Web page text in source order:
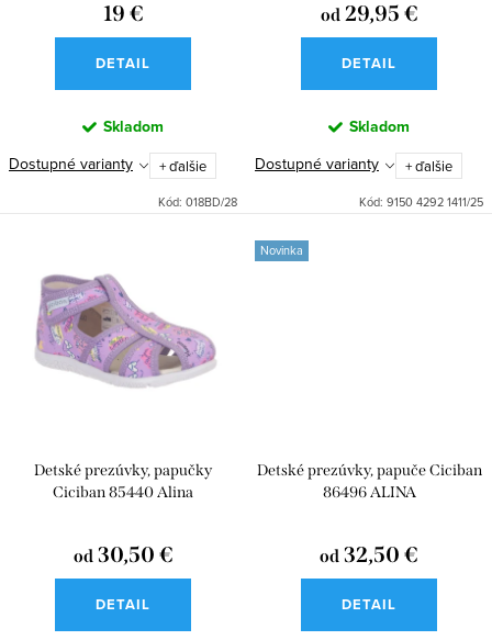
v
19 €
DETAIL
Skladom
Dostupné varianty + ďalšie
Kód: 018BD/28
od 29,95 €
DETAIL
Skladom
Dostupné varianty + ďalšie
Kód: 9150 4292 1411/25
Detské prezúvky, papučky
Ciciban 85440 Alina
od30,50 €
DETAIL
Novinka
Detské prezúvky, papuče Ciciban
86496 ALINA
od 32,50 €
DETAIL